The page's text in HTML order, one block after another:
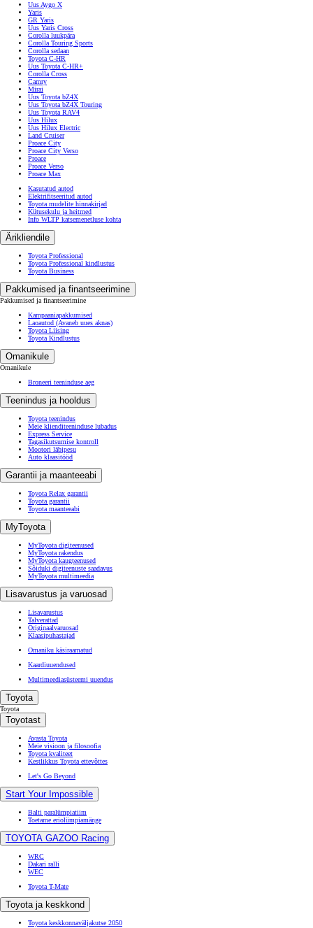
Uus Aygo X
Yaris
GR Yaris
Uus Yaris Cross
Corolla luukpära
Corolla Touring Sports
Corolla sedaan
Toyota C-HR
Uus Toyota C-HR+
Corolla Cross
Camry
Mirai
Uus Toyota bZ4X
Uus Toyota bZ4X Touring
Uus Toyota RAV4
Uus Hilux
Uus Hilux Electric
Land Cruiser
Proace City
Proace City Verso
Proace
Proace Verso
Proace Max
Kasutatud autod
Elektrifitseeritud autod
Toyota mudelite hinnakirjad
Kütusekulu ja heitmed
Info WLTP katsemenetluse kohta
Ärikliendile
Toyota Professional
Toyota Professional kindlustus
Toyota Business
Pakkumised ja finantseerimine
Pakkumised ja finantseerimine
Kampaaniapakkumised
Laoautod (Avaneb uues aknas)
Toyota Liising
Toyota Kindlustus
Omanikule
Omanikule
Broneeri teeninduse aeg
Teenindus ja hooldus
Toyota teenindus
Meie klienditeeninduse lubadus
Express Service
Tagasikutsumise kontroll
Mootori läbipesu
Auto klaasitööd
Garantii ja maanteeabi
Toyota Relax garantii
Toyota garantii
Toyota maanteeabi
MyToyota
MyToyota digiteenused
MyToyota rakendus
MyToyota kaugteenused
Sõiduki digiteenuste saadavus
MyToyota multimeedia
Lisavarustus ja varuosad
Lisavarustus
Talverattad
Originaalvaruosad
Klaasipuhastajad
Omaniku käsiraamatud
Kaardiuuendused
Multimeediasüsteemi uuendus
Toyota
Toyota
Toyotast
Avasta Toyota
Meie visioon ja filosoofia
Toyota kvaliteet
Kestlikkus Toyota ettevõttes
Let's Go Beyond
Start Your Impossible
Balti paralümpiatiim
Toetame eriolümpiamänge
TOYOTA GAZOO Racing
WRC
Dakari ralli
WEC
Toyota T-Mate
Toyota ja keskkond
Toyota keskkonnaväljakutse 2050